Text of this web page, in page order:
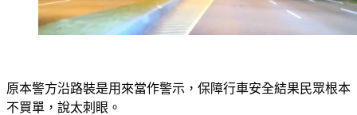
原本警方沿路裝是用來當作警示，保障行車安全結果民眾根本
不買單，說太刺眼。